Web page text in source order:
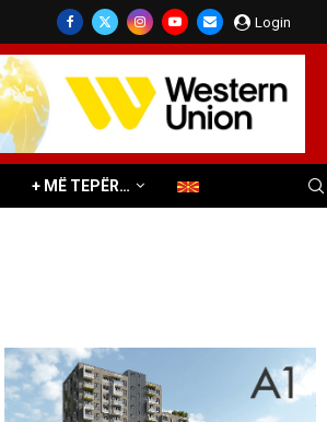
Login
+ MË TEPËR…